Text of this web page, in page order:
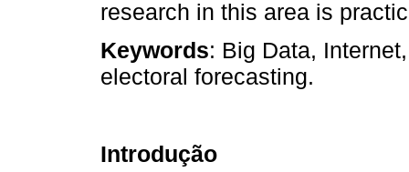
research in this area is
Keywords: Big Data,
electoral forecasting.
Introdução